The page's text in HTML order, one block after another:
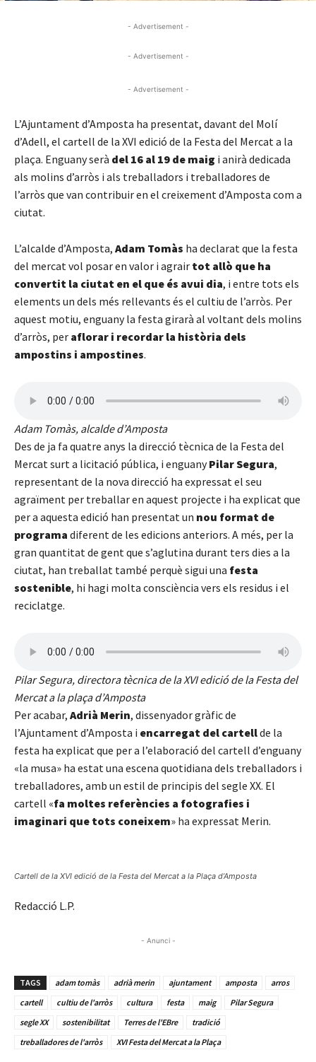
- Advertisement -
- Advertisement -
- Advertisement -
L’Ajuntament d’Amposta ha presentat, davant del Molí
d’Adell, el cartell de la XVI edició de la Festa del Mercat a la
plaça. Enguany serà del 16 al 19 de maig i anirà dedicada
als molins d’arròs i als treballadors i treballadores de
l’arròs que van contribuir en el creixement d’Amposta com a
ciutat.
L’alcalde d’Amposta, Adam Tomàs ha declarat que la festa
del mercat vol posar en valor i agrair tot allò que ha
convertit la ciutat en el que és avui dia, i entre tots els
elements un dels més rellevants és el cultiu de l’arròs. Per
aquest motiu, enguany la festa girarà al voltant dels molins
d’arròs, per aflorar i recordar la història dels
ampostins i ampostines.
Adam Tomàs, alcalde d’Amposta
Des de ja fa quatre anys la direcció tècnica de la Festa del
Mercat surt a licitació pública, i enguanyPilar Segura,
representant de la nova direcció ha expressat el seu
agraïment per treballar en aquest projecte i ha explicat que
per a aquesta edició han presentat un nou format de
programa diferent de les edicions anteriors. A més, per la
gran quantitat de gent que s’aglutina durant ters dies a la
ciutat, han treballat també perquè sigui una festa
sostenible, hi hagi molta consciència vers els residus i el
reciclatge.
Pilar Segura, directora tècnica de la XVI edició de la Festa del
Mercat a la plaça d’Amposta
Per acabar, Adrià Merin, dissenyador gràfic de
l’Ajuntament d’Amposta i encarregat del cartellde la
festa ha explicat que per a l’elaboració del cartell d’enguany
«la musa» ha estat una escena quotidiana dels treballadors i
treballadores, amb un estil de principis del segle XX. El
cartell «fa moltes referències a fotografies i
imaginari que tots coneixem» ha expressat Merin.
Cartell de la XVI edició de la Festa del Mercat a la Plaça d’Amposta
Redacció L.P.
- Anunci -
TAGS adam tomàs adrià merin ajuntament amposta
arros
cartell
cultiu de l'arròs cultura festa maig
Pilar Segura
segle XX
sostenibilitat Terres de l'EBre
tradició
treballadores de l'arròs
XVI Festa del Mercat a la Plaça